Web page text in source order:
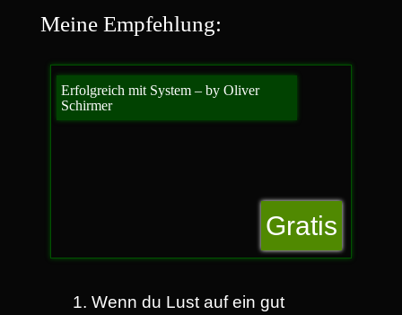
Meine Empfehlung:
Erfolgreich mit System – by Oliver
Schirmer
Gratis
Wenn du Lust auf ein gut